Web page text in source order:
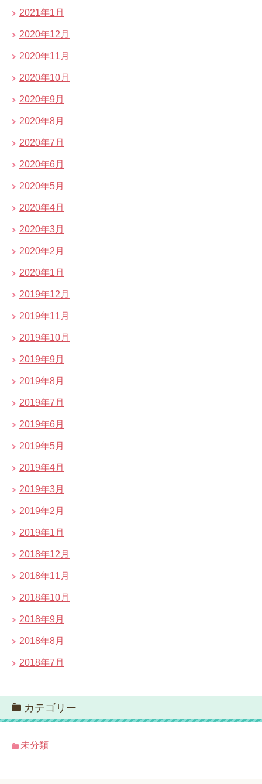
2021年1月
2020年12月
2020年11月
2020年10月
2020年9月
2020年8月
2020年7月
2020年6月
2020年5月
2020年4月
2020年3月
2020年2月
2020年1月
2019年12月
2019年11月
2019年10月
2019年9月
2019年8月
2019年7月
2019年6月
2019年5月
2019年4月
2019年3月
2019年2月
2019年1月
2018年12月
2018年11月
2018年10月
2018年9月
2018年8月
2018年7月
カテゴリー
未分類